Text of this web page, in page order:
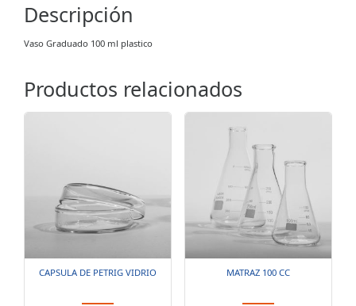
Descripción
Vaso Graduado 100 ml plastico
Productos relacionados
CAPSULA DE PETRIG VIDRIO MATRAZ 100 CC